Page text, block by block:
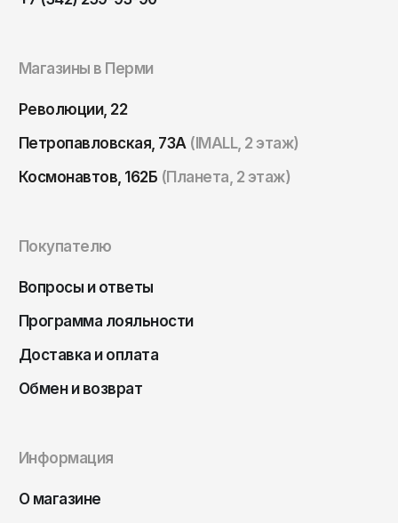
Магазины в Перми
Революции, 22
Петропавловская, 73А (IMALL, 2 этаж)
Космонавтов, 162Б (Планета, 2 этаж)
Покупателю
Вопросы и ответы
Программа лояльности
Доставка и оплата
Обмен и возврат
Информация
О магазине